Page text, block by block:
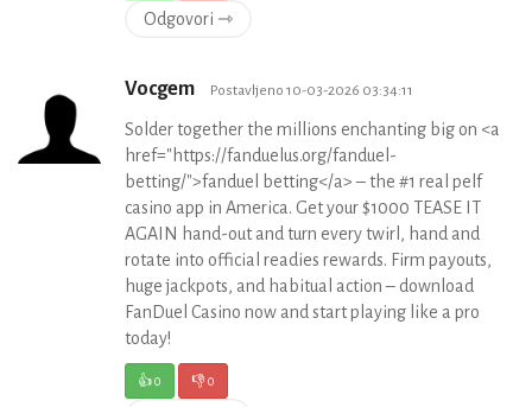
Odgovori ⇾
Vocgem Postavljeno 10-03-2026 03:34:11
Solder together the millions enchanting big on <a
href="https://fanduelus.org/fanduel-
betting/">fanduel betting</a> – the #1 real pelf
casino app in America. Get your $1000 TEASE IT
AGAIN hand-out and turn every twirl, hand and
rotate into official readies rewards. Firm payouts,
huge jackpots, and habitual action – download
FanDuel Casino now and start playing like a pro
today!
👍0 👎0